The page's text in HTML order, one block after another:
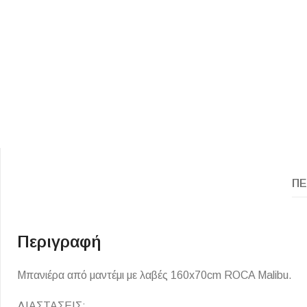
Ντεκόρ - Μπάνιου
Τοίχου - Δαπέδου Μπάνιου
Περιγραφή
Μπανιέρα από μαντέμι με λαβές 160x70cm ROCA Malibu.